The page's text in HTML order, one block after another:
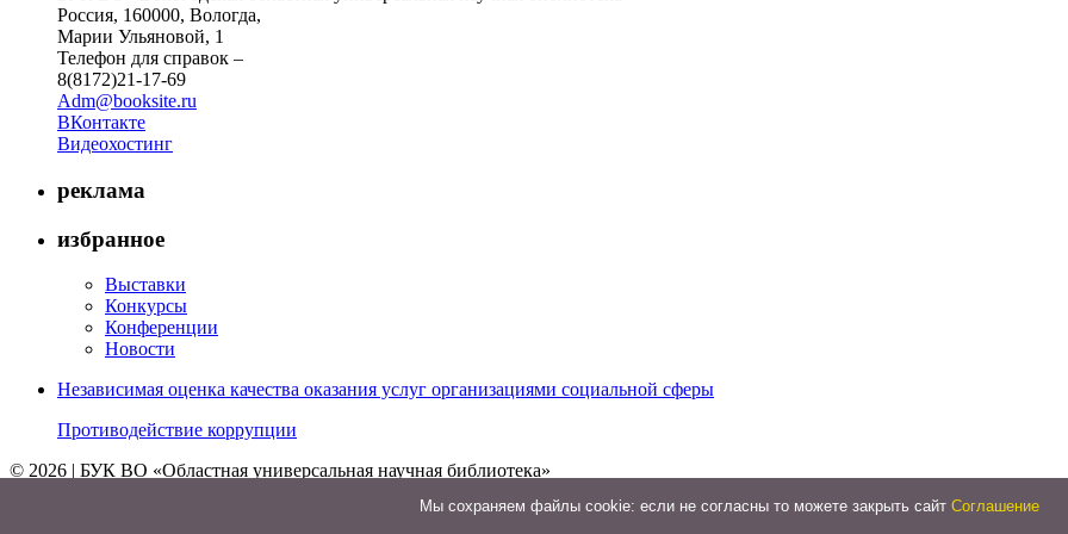
Россия, 160000, Вологда,
Марии Ульяновой, 1
Телефон для справок –
8(8172)21-17-69
Adm@booksite.ru
ВКонтакте
Видеохостинг
реклама
избранное
Выставки
Конкурсы
Конференции
Новости
Независимая оценка качества оказания услуг организациями социальной сферы
Противодействие коррупции
© 2026 | БУК ВО «Областная универсальная научная библиотека»
Мы cохраняем файлы cookie: если не согласны то можете закрыть сайт Соглашение